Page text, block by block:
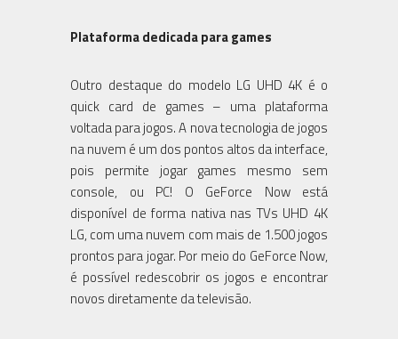
Plataforma dedicada para games
Outro destaque do modelo LG UHD 4K é o
quick card de games – uma plataforma
voltada para jogos. A nova tecnologia de jogos
na nuvem é um dos pontos altos da interface,
pois permite jogar games mesmo sem
console, ou PC! O GeForce Now está
disponível de forma nativa nas TVs UHD 4K
LG, com uma nuvem com mais de 1.500 jogos
prontos para jogar. Por meio do GeForce Now,
é possível redescobrir os jogos e encontrar
novos diretamente da televisão.